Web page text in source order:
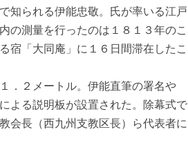
知られる伊能忠敬。氏が率いる江戸
の測量を行ったのは１８１３年のこ
宿「大同庵」に１６日間滞在したこ
．２メートル。伊能直筆の署名や
よる説明板が設置された。除幕式で
会長（西九州支教区長）ら代表者に